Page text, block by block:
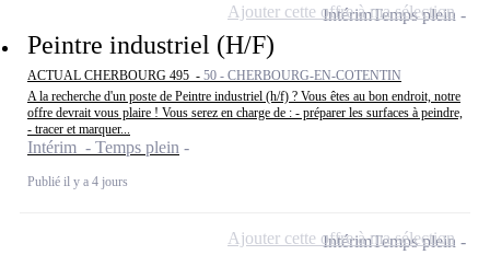
Peintre industriel (H/F)
ACTUAL CHERBOURG 495 - 50 - CHERBOURG-EN-COTENTIN
A la recherche d'un poste de Peintre industriel (h/f) ? Vous êtes au bon endroit, notre
offre devrait vous plaire ! Vous serez en charge de : - préparer les surfaces à peindre,
- tracer et marquer...
Intérim - Temps plein
Publié il y a 4 jours
IntérimTemps plein
Ajouter cette offre à ma sélection
IntérimTemps plein
Ajouter cette offre à ma sélection